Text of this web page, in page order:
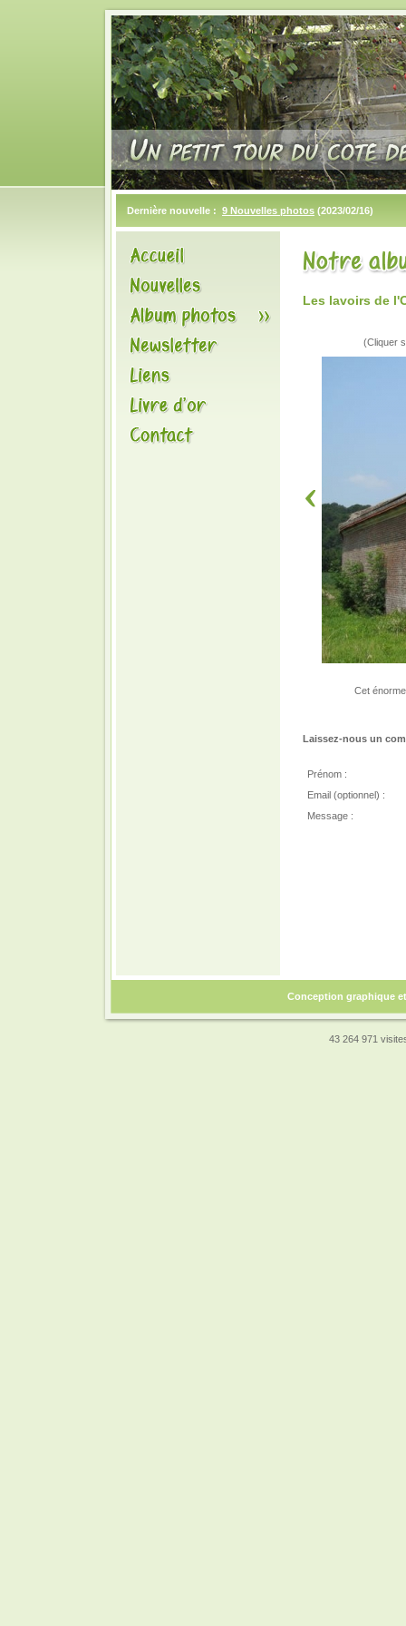
Dernière nouvelle : 9 Nouvelles photos (2023/02/16)
Les lavoirs de
(Cliquer
Cet
Laissez-nous un
Prénom :
Email (optionnel) :
Message :
Conception graphique
43 264 971